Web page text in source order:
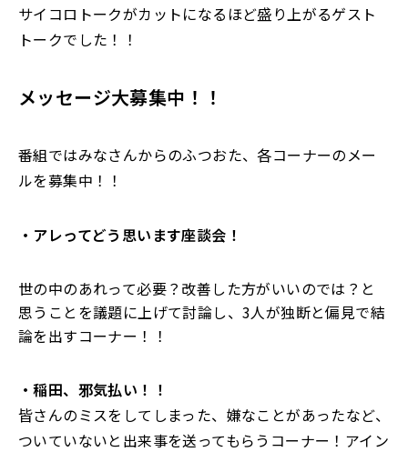
サイコロトークがカットになるほど盛り上がるゲスト
トークでした！！
メッセージ大募集中！！
番組ではみなさんからのふつおた、各コーナーのメー
ルを募集中！！
・アレってどう思います座談会！
世の中のあれって必要？改善した方がいいのでは？ と
思うことを議題に上げて討論し、3人が独断と偏見で結
論を出すコーナー！！
・稲田、邪気払い！！
皆さんのミスをしてしまった、嫌なことがあったなど、
ついていないと出来事を送ってもらうコーナー！ アイン